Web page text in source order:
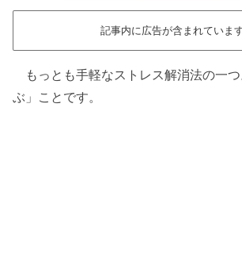
記事内に広告が含まれています
もっとも手軽なストレス解消法の一
ぶ」ことです。